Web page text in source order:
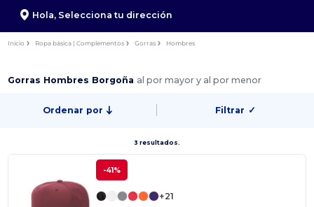
Hola, Selecciona tu dirección
Inicio Ropa básica | Complementos Gorras Hombres
Gorras Hombres Borgoña al por mayor y al por menor
Ordenar por Filtrar ✓
3 resultados.
-41%
+21